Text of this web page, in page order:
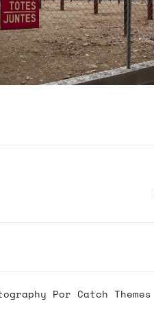
Por Catch Themes